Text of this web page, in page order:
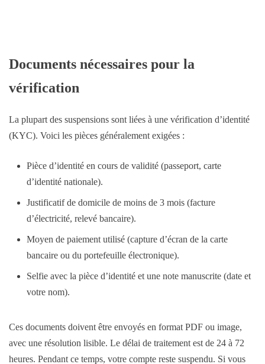
Documents nécessaires pour la
vérification
La plupart des suspensions sont liées à une vérification d’identité
(KYC). Voici les pièces généralement exigées :
Pièce d’identité en cours de validité (passeport, carte
d’identité nationale).
Justificatif de domicile de moins de 3 mois (facture
d’électricité, relevé bancaire).
Moyen de paiement utilisé (capture d’écran de la carte
bancaire ou du portefeuille électronique).
Selfie avec la pièce d’identité et une note manuscrite (date et
votre nom).
Ces documents doivent être envoyés en format PDF ou image,
avec une résolution lisible. Le délai de traitement est de 24 à 72
heures. Pendant ce temps, votre compte reste suspendu. Si vous